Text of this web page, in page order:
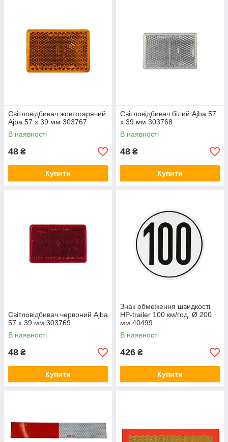
Світловідбивач жовтогарячий
Ajba 57 х 39 мм 303767
В наявності
48 ₴
Купити
Світловідбивач білий Ajba 57
х 39 мм 303768
В наявності
48 ₴
Купити
Світловідбивач червоний Ajba
57 х 39 мм 303769
В наявності
48 ₴
Купити
Знак обмеження швидкості
HP-trailer 100 км/год, Ø 200
мм 40499
В наявності
426 ₴
Купити